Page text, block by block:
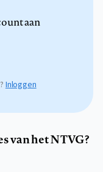
aan
Inloggen
van het NTVG?